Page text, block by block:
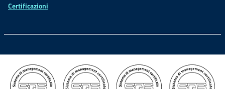
Certificazioni